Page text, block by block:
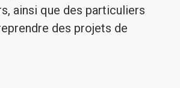
ainsi que des particuliers
des projets de